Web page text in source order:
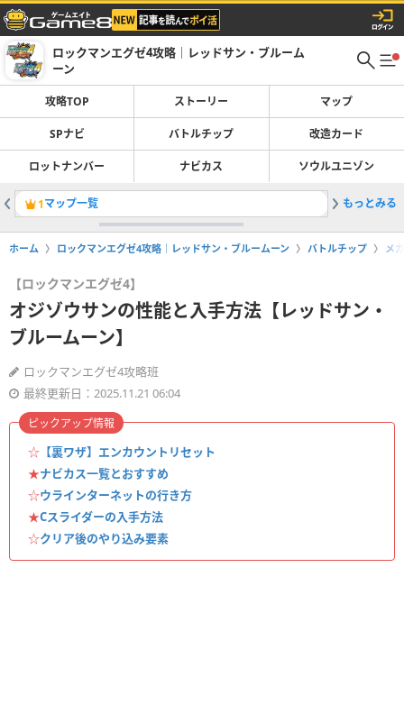
ロックマンエグゼ4攻略｜レッドサン・ブルーム
ーン
攻略TOP ストーリー マップ
SPナビ バトルチップ 改造カード
ロットナンバー ナビカス ソウルユニゾン
1マップ一覧 2シラハ
もっとみる
ホーム ロックマンエグゼ4攻略｜レッドサン・ブルームーン バトルチップ メ
【ロックマンエグゼ4】
オジゾウサンの性能と入手方法【レッドサン・
ブルームーン】
ロックマンエグゼ4攻略班
最終更新日：2025.11.21 06:04
☆ 【裏ワザ】エンカウントリセット
★ナビカス一覧とおすすめ
☆ウラインターネットの行き方
★Cスライダーの入手方法
☆クリア後のやり込み要素
ピックアップ情報